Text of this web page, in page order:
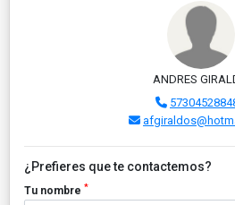
ANDRES
¿Prefieres que te contactemos?
Tu nombre *